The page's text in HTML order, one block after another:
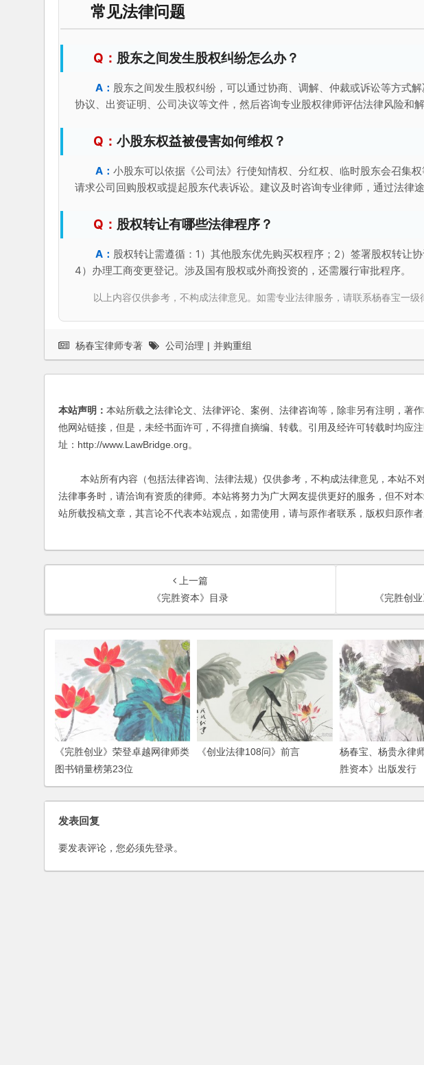
常见法律问题
股东之间发生股权纠纷怎么办？
股东之间发生股权纠纷，可以通过协商、调解、仲裁或诉讼等方式
协议、出资证明、公司决议等文件，然后咨询专业股权律师评估法律风险和解
小股东权益被侵害如何维权？
小股东可以依据《公司法》行使知情权、分红权、临时股东会召集
请求公司回购股权或提起股东代表诉讼。建议及时咨询专业律师，通过法律途
股权转让有哪些法律程序？
股权转让需遵循：1）其他股东优先购买权程序；2）签署股权转让
4）办理工商变更登记。涉及国有股权或外商投资的，还需履行审批程序。
以上内容仅供参考，不构成法律意见。如需专业法律服务，请联系杨春宝一
杨春宝律师专著 公司治理 | 并购重组
本站声明： 本站所载之法律论文、法律评论、案例、法律咨询等，除非另有注明，著
他网站链接，但是，未经书面许可，不得擅自摘编、转载。引用及经许可转载时均应
址：http://www.LawBridge.org。
本站所有内容（包括法律咨询、法律法规）仅供参考，不构成法律意见，本站不
法律事务时，请洽询有资质的律师。本站将努力为广大网友提供更好的服务，但不对
站所载投稿文章，其言论不代表本站观点，如需使用，请与原作者联系，版权归原作者
上一篇
《完胜资本》目录
《完胜创
《完胜创业》荣登卓越网律师类
图书销量榜第23位
《创业法律108问》前言
杨春宝、杨贵永律
胜资本》出版发行
发表回复
要发表评论，您必须先登录。